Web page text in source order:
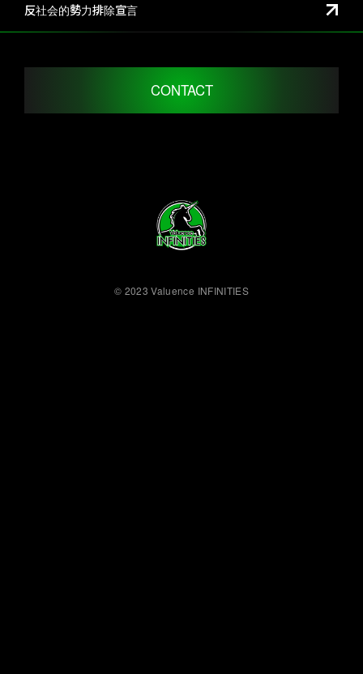
CONTACT
反社会的勢力排除宣言
© 2023 Valuence INFINITIES